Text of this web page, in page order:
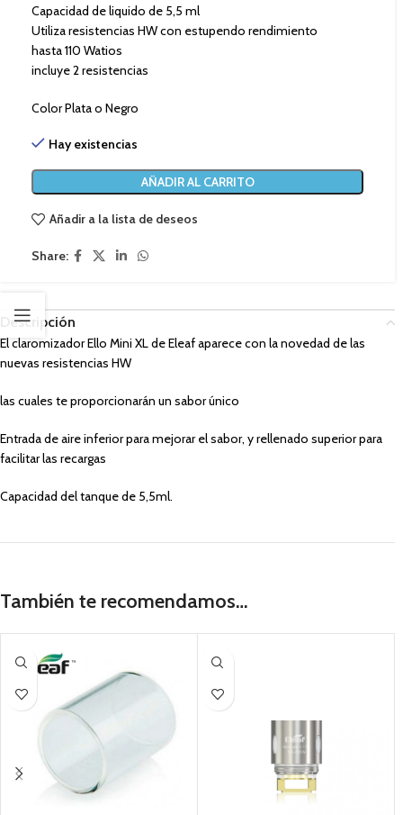
Capacidad de liquido de 5,5 ml
Utiliza resistencias HW con estupendo rendimiento
hasta 110 Watios
incluye 2 resistencias
Color Plata o Negro
Hay existencias
AÑADIR AL CARRITO
Añadir a la lista de deseos
Share:
Descripción
El claromizador Ello Mini XL de Eleaf aparece con la novedad de las
nuevas resistencias HW
las cuales te proporcionarán un sabor único
Entrada de aire inferior para mejorar el sabor, y rellenado superior para
facilitar las recargas
Capacidad del tanque de 5,5ml.
También te recomendamos…